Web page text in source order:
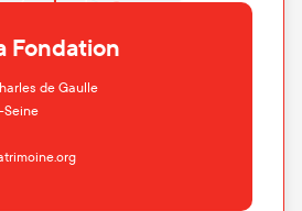
Fondation
de Gaulle
Seine